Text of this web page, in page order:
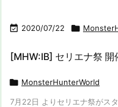
 2020/07/22 
[MHW:IB] セリエナ祭 開
 MonsterHunterWorld
7月22日 よりセリエナ祭がス